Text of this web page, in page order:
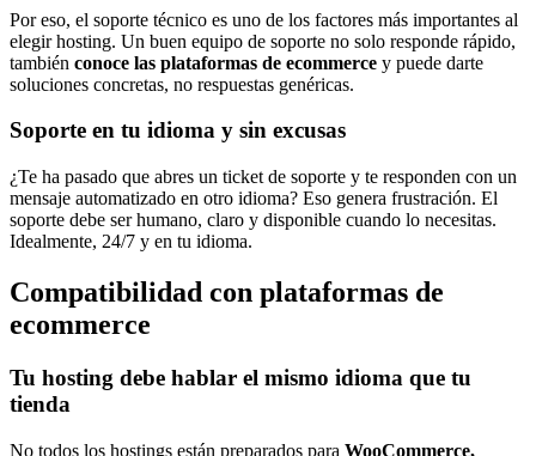
Por eso, el soporte técnico es uno de los factores más importantes al
elegir hosting. Un buen equipo de soporte no solo responde rápido,
también conoce las plataformas de ecommerce y puede darte
soluciones concretas, no respuestas genéricas.
Soporte en tu idioma y sin excusas
¿Te ha pasado que abres un ticket de soporte y te responden con un
mensaje automatizado en otro idioma? Eso genera frustración. El
soporte debe ser humano, claro y disponible cuando lo necesitas.
Idealmente, 24/7 y en tu idioma.
Compatibilidad con plataformas de
ecommerce
Tu hosting debe hablar el mismo idioma que tu
tienda
No todos los hostings están preparados para WooCommerce,